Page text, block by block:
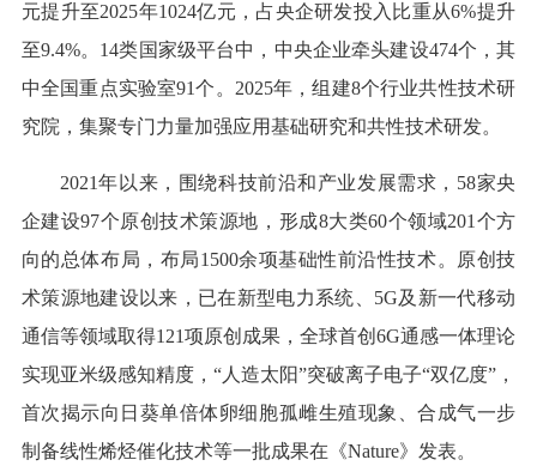
元提升至2025年1024亿元，占央企研发投入比重从6%提升
至9.4%。14类国家级平台中，中央企业牵头建设474个，其
中全国重点实验室91个。2025年，组建8个行业共性技术研
究院，集聚专门力量加强应用基础研究和共性技术研发。
2021年以来，围绕科技前沿和产业发展需求，58家央
企建设97个原创技术策源地，形成8大类60个领域201个方
向的总体布局，布局1500余项基础性前沿性技术。原创技
术策源地建设以来，已在新型电力系统、5G及新一代移动
通信等领域取得121项原创成果，全球首创6G通感一体理论
实现亚米级感知精度，“人造太阳”突破离子电子“双亿度”，
首次揭示向日葵单倍体卵细胞孤雌生殖现象、合成气一步
制备线性烯烃催化技术等一批成果在《Nature》发表。